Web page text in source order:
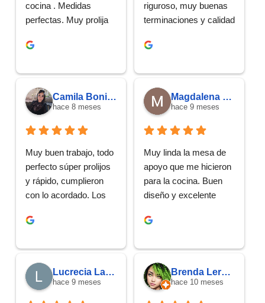
cocina . Medidas
perfectas. Muy prolija
exacto. Excelente
recomendable.
riguroso, muy buenas
terminaciones y calidad
Recomiendo
Camila Bonilla.
hace 8 meses
Muy buen trabajo, todo
perfecto súper prolijos
y rápido, cumplieron
con lo acordado. Los
Magdalena Justo
hace 9 meses
Muy linda la mesa de
apoyo que me hicieron
para la cocina. Buen
diseño y excelente
Cumplieron
fecha y el horario de
entrega. Buena relación
calidad –precio.
Muy buena también la
Lucrecia Lateulade
hace 9 meses
Brenda Lerena
hace 10 meses